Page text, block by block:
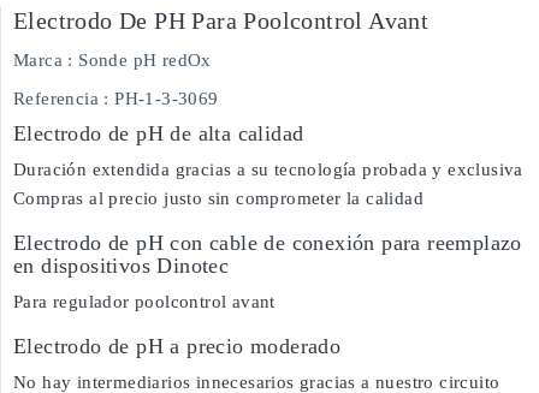
Electrodo De PH Para Poolcontrol Avant
Marca : Sonde pH redOx
Referencia : PH-1-3-3069
Electrodo de pH de alta calidad
Duración extendida gracias a su tecnología probada y exclusiva
Compras al precio justo sin comprometer la calidad
Electrodo de pH con cable de conexión para reemplazo
en dispositivos Dinotec
Para regulador poolcontrol avant
Electrodo de pH a precio moderado
No hay intermediarios innecesarios gracias a nuestro circuito